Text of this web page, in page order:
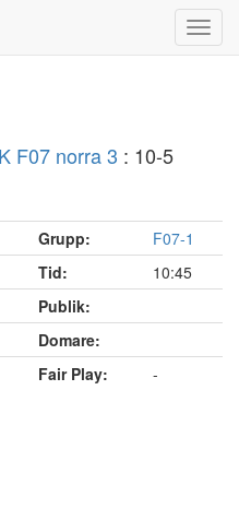
F07 norra 3 : 10-5
Grupp:
F07-1
Tid:
10:45
Publik:
Domare:
Fair Play: -